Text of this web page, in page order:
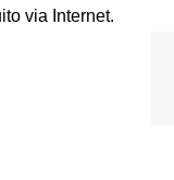
via Internet.